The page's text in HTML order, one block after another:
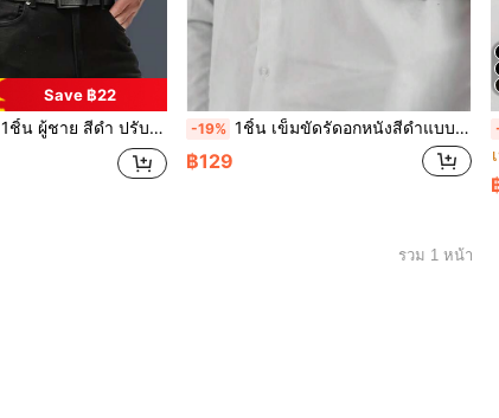
Save ฿22
1ชิ้น ผู้ชาย สีดำ ปรับได้ หมุดตกแต่ง หนัง PU แฟชั่น พังก์ สายเอี๊ยม เหมาะสำหรับใส่กับเสื้อเชิ้ตและเสื้อยืด ฮาโลวีน สำหรับออกไปข้างนอก งานแต่งงานปาร์ตี้ และสำหรับเป็นของขวัญ เครื่องประดับฮาโลวีน, ชุดฮาโลวีน เครื่องประดับฤดูใบไม้ร่วง-ฤดูหนาว ชุดฮาโลวีน, เหมาะสำหรับวัยรุ่น, เยาวชน, ผู้ชาย, ลำลอง, กลางแจ้ง, กีฬา, วันหยุด, ของขวัญรับปริญญา, วันเกิด, ใส่ทุกวัน -19% 1ชิ้น เข็มขัดรัดอกหนังสีดำแบบมีหมุดสำหรับผู้ชาย สไตล์พังก์ ปรับได้ สำหรับการแสดงบนเวที เหมาะสำหรับใส่เข้าชุดเทศกาลและใส่ในชีวิตประจำวัน วันวาเลนไทน์ สำหรับชุดออกไปข้างนอก งานแต่งงาน และสำหรับเป็นของขวัญ เครื่องประดับฮาโลวีน, ชุดฮาโลวีน เครื่องประดับฤดูใบไม้ร่วง-ฤดูหนาว ชุดฮาโลวีน, เหมาะสำหรับวัยรุ่น, เยาวชน, ผู้ชาย, ลำลอง, กลางแจ้ง, กีฬา, วันหยุด, ของขวัญรับปริญญา, วันเกิด, ใส่ได้ทุกวัน
฿129
รวม 1 หน้า